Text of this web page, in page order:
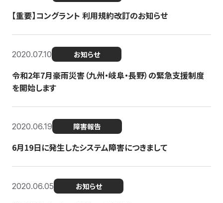
【重要】コングラント 利用規約改訂のお知らせ
2020.07.10 お知らせ
令和2年7月豪雨災害（九州・岐阜・長野）の緊急支援制度
を開始します
2020.06.19 障害報告
6月19日に発生したシステム障害につきまして
2020.06.05 お知らせ